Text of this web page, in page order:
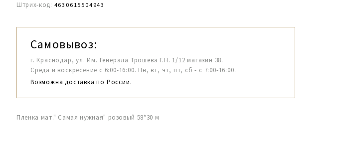
Штрих-код: 4630615504943
Самовывоз:
г. Краснодар, ул. Им. Генерала Трошева Г.Н. 1/12 магазин 38.
Среда и воскресение с 6:00-16:00. Пн, вт, чт, пт, сб - с 7:00-16:00.
Возможна доставка по России.
Пленка мат." Самая нужная" розовый 58*30 м